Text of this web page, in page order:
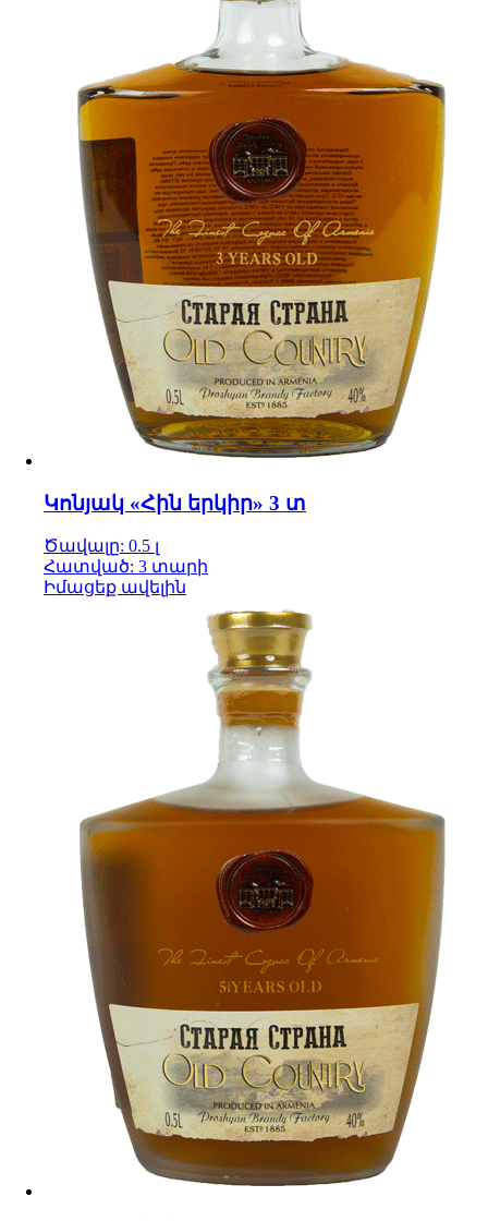
Կոնյակ «Հին երկիր» 3 տ
Ծավալը: 0.5 լ
Հատված: 3 տարի
Իմացեք ավելին